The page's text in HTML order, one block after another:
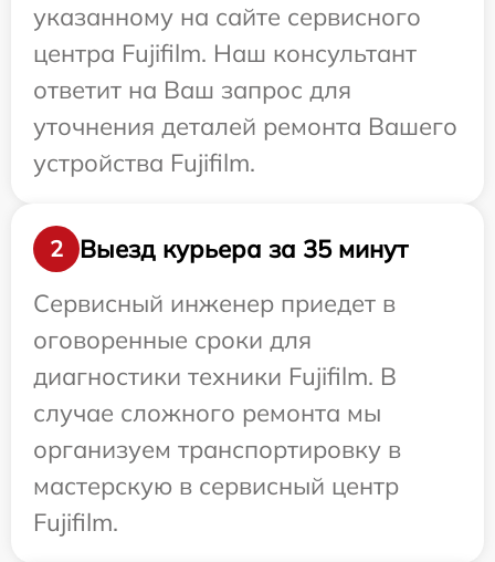
указанному на сайте сервисного
центра Fujifilm. Наш консультант
ответит на Ваш запрос для
уточнения деталей ремонта Вашего
устройства Fujifilm.
2
Выезд курьера за 35 минут
Сервисный инженер приедет в
оговоренные сроки для
диагностики техники Fujifilm. В
случае сложного ремонта мы
организуем транспортировку в
мастерскую в сервисный центр
Fujifilm.